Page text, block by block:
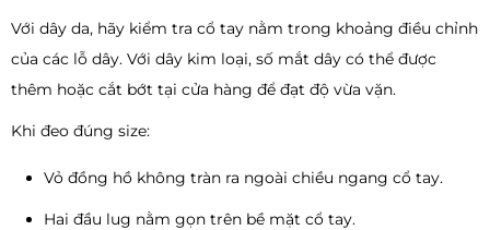
Với dây da, hãy kiểm tra cổ tay nằm trong khoảng điều chỉnh
của các lỗ dây. Với dây kim loại, số mắt dây có thể được
thêm hoặc cắt bớt tại cửa hàng để đạt độ vừa vặn.
Khi đeo đúng size:
Vỏ đồng hồ không tràn ra ngoài chiều ngang cổ tay.
Hai đầu lug nằm gọn trên bề mặt cổ tay.